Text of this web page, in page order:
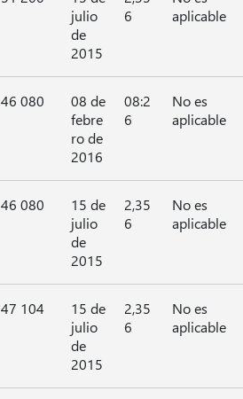
julio
de
2015
6
aplicable
46 080
08 de
febre
ro de
2016
08:2
6
No es
aplicable
46 080
15 de
julio
de
2015
2,35
6
No es
aplicable
47 104
15 de
julio
de
2015
2,35
6
No es
aplicable